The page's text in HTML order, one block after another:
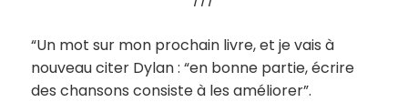
“Un mot sur mon prochain livre, et je vais à
nouveau citer Dylan : “en bonne partie, écrire
des chansons consiste à les améliorer”.